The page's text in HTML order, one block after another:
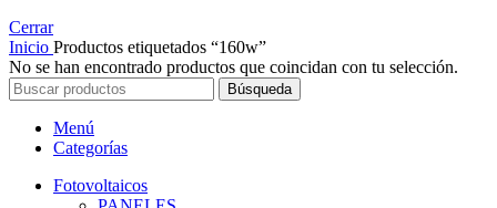
Cerrar
Inicio Productos etiquetados “160w”
No se han encontrado productos que coincidan con tu selección.
Búsqueda
Menú
Categorías
Fotovoltaicos